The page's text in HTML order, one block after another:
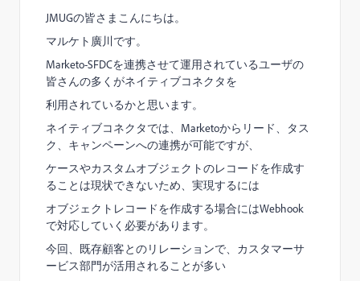
JMUGの皆さまこんにちは。
マルケト廣川です。
Marketo-SFDCを連携させて運用されているユーザの
皆さんの多くがネイティブコネクタを
利用されているかと思います。
ネイティブコネクタでは、Marketoからリード、タス
ク、キャンペーンへの連携が可能ですが、
ケースやカスタムオブジェクトのレコードを作成す
ることは現状できないため、実現するには
オブジェクトレコードを作成する場合にはWebhook
で対応していく必要があります。
今回、既存顧客とのリレーションで、カスタマーサ
ービス部門が活用されることが多い